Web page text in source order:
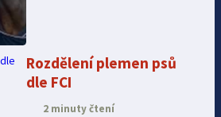
Rozdělení plemen psů
dle FCI
2 minuty čtení